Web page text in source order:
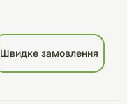
Швидке замовлення